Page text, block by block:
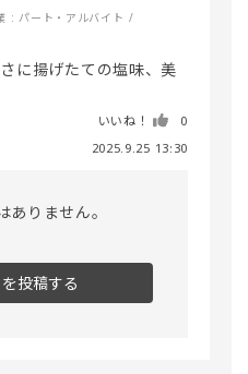
: パート・アルバイト
に揚げたての塩味、美
いいね！
0
2025.9.25 13:30
ありません。
投稿する